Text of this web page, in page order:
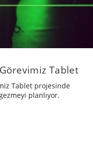
Tablet
Tablet projesinde
planlıyor.